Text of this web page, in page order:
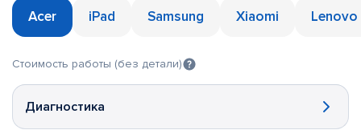
Acer iPad Samsung Xiaomi Lenovo
Стоимость работы (без детали)
Диагностика